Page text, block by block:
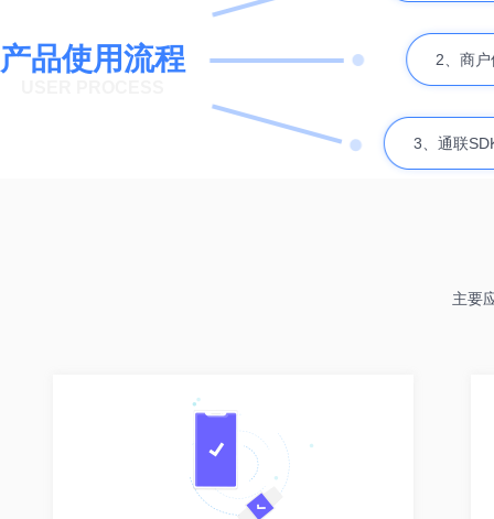
产品使用流程 2、商
3、通联
主要